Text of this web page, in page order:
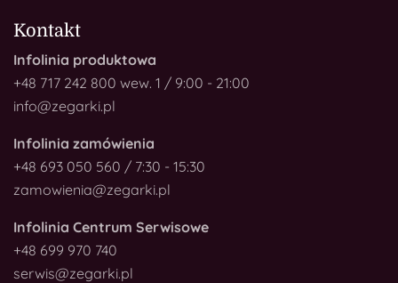
Kontakt
Infolinia produktowa
+48 717 242 800 wew. 1 / 9:00 - 21:00
info@zegarki.pl
Infolinia zamówienia
+48 693 050 560 / 7:30 - 15:30
zamowienia@zegarki.pl
Infolinia Centrum Serwisowe
+48 699 970 740
serwis@zegarki.pl